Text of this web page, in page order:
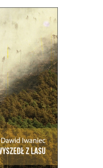
LASU
niemal